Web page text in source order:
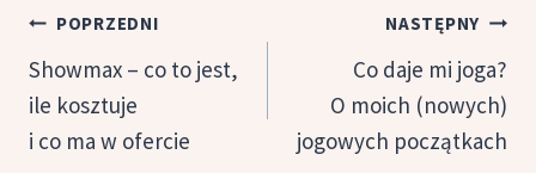
Nawigacja
wpisu
POPRZEDNI
Showmax – co to jest,
ile kosztuje
i co ma w ofercie
NASTĘPNY
Co daje mi joga?
O moich (nowych)
jogowych początkach